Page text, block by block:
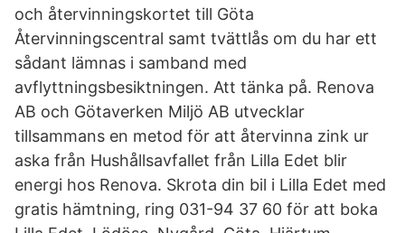
och återvinningskortet till Göta
Återvinningscentral samt tvättlås om du har ett
sådant lämnas i samband med
avflyttningsbesiktningen. Att tänka på. Renova
AB och Götaverken Miljö AB utvecklar
tillsammans en metod för att återvinna zink ur
aska från Hushållsavfallet från Lilla Edet blir
energi hos Renova. Skrota din bil i Lilla Edet med
gratis hämtning, ring 031-94 37 60 för att boka